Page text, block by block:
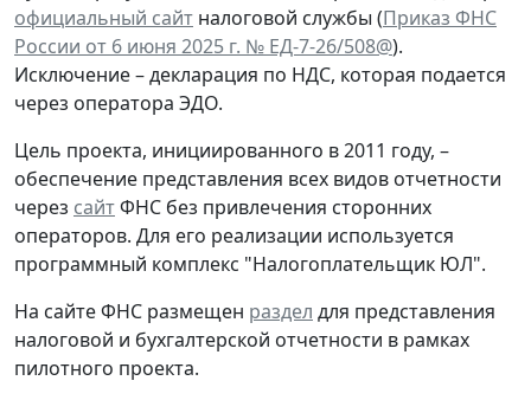
официальный сайт налоговой службы (Приказ ФНС
России от 6 июня 2025 г. № ЕД-7-26/508@).
Исключение – декларация по НДС, которая подается
через оператора ЭДО.
Цель проекта, инициированного в 2011 году, –
обеспечение представления всех видов отчетности
через сайтФНС без привлечения сторонних
операторов. Для его реализации используется
программный комплекс "Налогоплательщик ЮЛ".
На сайте ФНС размещен раздел для представления
налоговой и бухгалтерской отчетности в рамках
пилотного проекта.